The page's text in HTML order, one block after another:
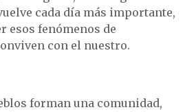
cada día más importante,
esos fenómenos de
con el nuestro.
forman una comunidad,